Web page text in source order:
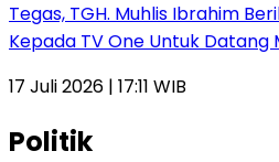
Tegas, TGH. Muhlis Ibrahim
Kepada TV One Untuk Datang
17 Juli 2026 | 17:11 WIB
Politik